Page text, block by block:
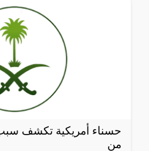
حسناء أمريكية تكشف
من